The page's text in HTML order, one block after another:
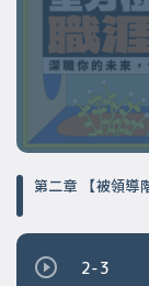
第七章 【應變
第八章 【結語】
第二章 【
2-3